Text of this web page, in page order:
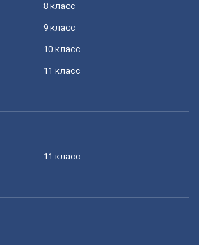
8 класс
9 класс
10 класс
11 класс
11 класс